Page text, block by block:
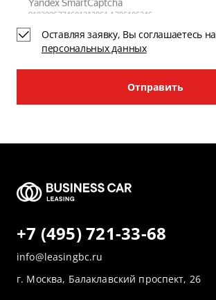
Отправить
Оставляя заявку, Вы соглашаетесь на
персональных данных
+7 (495) 721-33-68
info@leasingbc.ru
г. Москва, Балаклавский проспект, 26